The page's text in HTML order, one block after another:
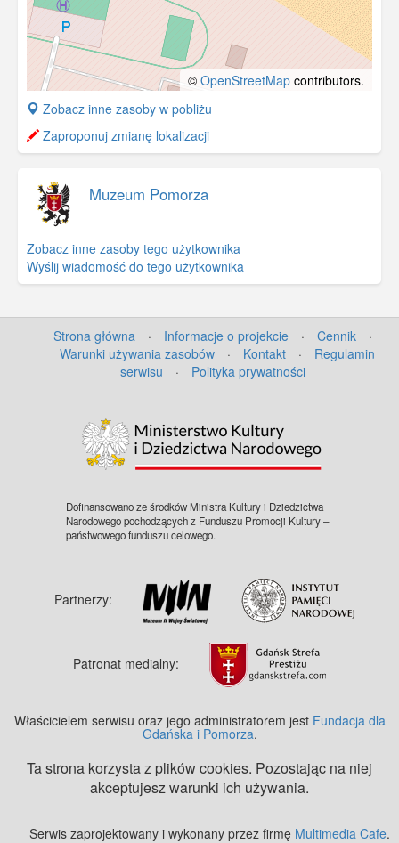
© OpenStreetMap contributors.
+
−
Zobacz inne zasoby w pobliżu
Zaproponuj zmianę lokalizacji
Muzeum Pomorza
Zobacz inne zasoby tego użytkownika
Wyślij wiadomość do tego użytkownika
Strona główna · Informacje o projekcie · Cennik
·
Warunki używania zasobów
· Kontakt ·
Regulamin
serwisu
· Polityka prywatności
Dofinansowano ze środków Ministra Kultury i Dziedzictwa
Narodowego pochodzących z Funduszu Promocji Kultury –
państwowego funduszu celowego.
Partnerzy:
Patronat medialny:
Właścicielem serwisu oraz jego administratorem jest Fundacja dla
Gdańska i Pomorza.
Ta strona korzysta z plików cookies. Pozostając na niej
akceptujesz warunki ich używania.
Serwis zaprojektowany i wykonany przez firmę Multimedia Cafe.